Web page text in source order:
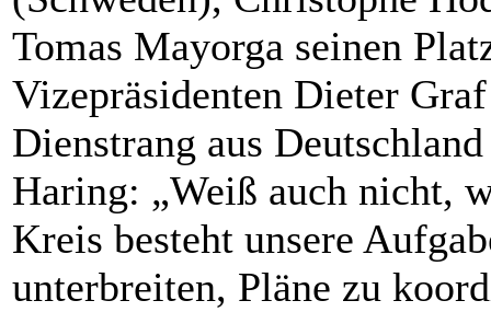
Tomas Mayorga seinen
Vizepräsidenten Dieter
Dienstrang aus
Haring: „Weiß auch nicht,
Kreis besteht unsere
unterbreiten, Pläne zu